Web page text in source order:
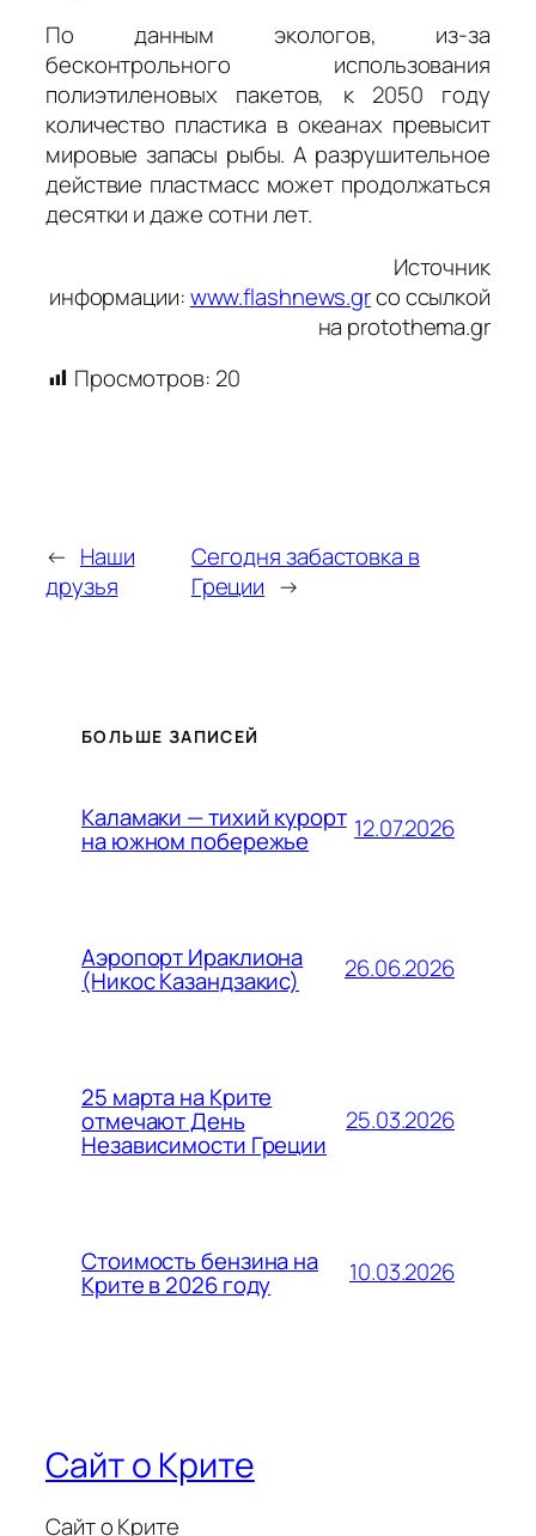
По данным экологов, из-за
бесконтрольного использования
полиэтиленовых пакетов, к 2050 году
количество пластика в океанах превысит
мировые запасы рыбы. А разрушительное
действие пластмасс может продолжаться
десятки и даже сотни лет.
Источник
информации:www.flashnews.grсо ссылкой
на protothema.gr
Просмотров: 20
← Наши
друзья
Сегодня забастовка в
Греции →
БОЛЬШЕ ЗАПИСЕЙ
Каламаки — тихий курорт
на южном побережье 12.07.2026
Аэропорт Ираклиона
(Никос Казандзакис) 26.06.2026
25 марта на Крите
отмечают День
Независимости Греции
25.03.2026
Стоимость бензина на
Крите в 2026 году 10.03.2026
Сайт о Крите
Сайт о Крите